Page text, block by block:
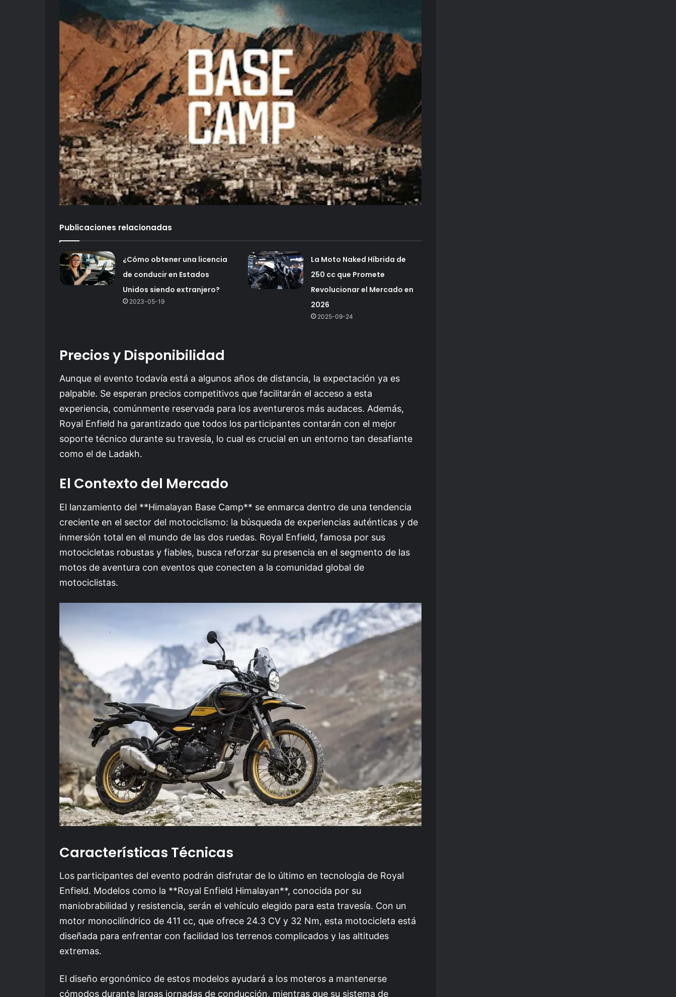
Publicaciones relacionadas
¿Cómo obtener una licencia
de conducir en Estados
Unidos siendo extranjero?
2023-05-19
La Moto Naked Híbrida de
250 cc que Promete
Revolucionar el Mercado en
2026
2025-09-24
Precios y Disponibilidad
Aunque el evento todavía está a algunos años de distancia, la expectación ya es
palpable. Se esperan precios competitivos que facilitarán el acceso a esta
experiencia, comúnmente reservada para los aventureros más audaces. Además,
Royal Enfield ha garantizado que todos los participantes contarán con el mejor
soporte técnico durante su travesía, lo cual es crucial en un entorno tan desafiante
como el de Ladakh.
El Contexto del Mercado
El lanzamiento del **Himalayan Base Camp** se enmarca dentro de una tendencia
creciente en el sector del motociclismo: la búsqueda de experiencias auténticas y de
inmersión total en el mundo de las dos ruedas. Royal Enfield, famosa por sus
motocicletas robustas y fiables, busca reforzar su presencia en el segmento de las
motos de aventura con eventos que conecten a la comunidad global de
motociclistas.
Características Técnicas
Los participantes del evento podrán disfrutar de lo último en tecnología de Royal
Enfield. Modelos como la **Royal Enfield Himalayan**, conocida por su
maniobrabilidad y resistencia, serán el vehículo elegido para esta travesía. Con un
motor monocilíndrico de 411 cc, que ofrece 24.3 CV y 32 Nm, esta motocicleta está
diseñada para enfrentar con facilidad los terrenos complicados y las altitudes
extremas.
El diseño ergonómico de estos modelos ayudará a los moteros a mantenerse
cómodos durante largas jornadas de conducción, mientras que su sistema de